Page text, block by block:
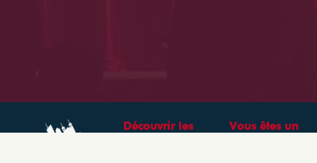
Découvrir les
Vous êtes un